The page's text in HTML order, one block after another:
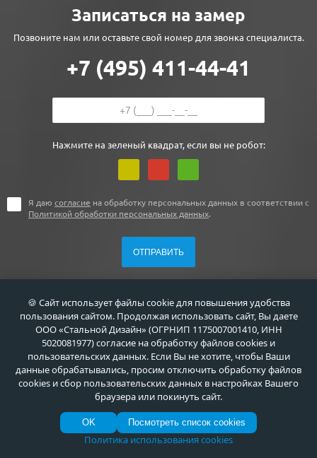
Записаться на замер
Позвоните нам или оставьте свой номер для звонка специалиста.
+7 (495) 411-44-41
Нажмите на зеленый квадрат, если вы не робот:
Я даю согласие на обработку персональных данных в соответствии с
Политикой обработки персональных данных.
+7 (495) 411-44-41
г. Москва, ул. Флотская, д. 5А
info@meta-m.ru
🍪 Сайт использует файлы cookie для повышения удобства
пользования сайтом. Продолжая использовать сайт, Вы даете
ООО «Стальной Дизайн» (ОГРНИП 1175007001410, ИНН
5020081977) согласие на обработку файлов cookies и
пользовательских данных. Если Вы не хотите, чтобы Ваши
данные обрабатывались, просим отключить обработку файлов
cookies и сбор пользовательских данных в настройках Вашего
браузера или покинуть сайт.
OK Посмотреть список cookies
Политика использования cookies